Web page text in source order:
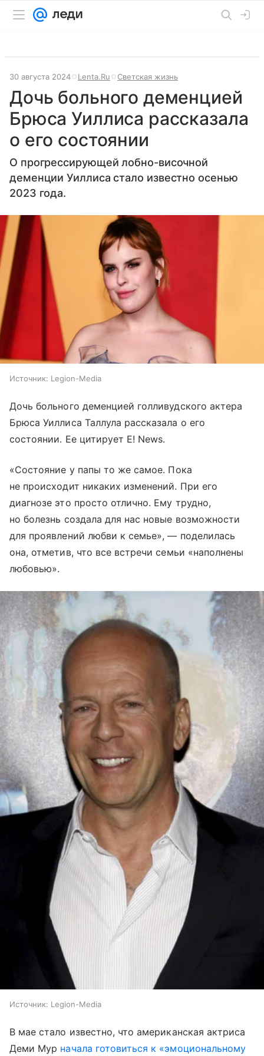
30 августа 2024 Lenta.Ru Светская жизнь
Дочь больного деменцией
Брюса Уиллиса рассказала
о его состоянии
О прогрессирующей лобно-височной
деменции Уиллиса стало известно осенью
2023 года.
Источник: Legion-Media
Дочь больного деменцией голливудского актера
Брюса Уиллиса Таллула рассказала о его
состоянии. Ее цитирует E! News.
«Состояние у папы то же самое. Пока
не происходит никаких изменений. При его
диагнозе это просто отлично. Ему трудно,
но болезнь создала для нас новые возможности
для проявлений любви к семье», — поделилась
она, отметив, что все встречи семьи «наполнены
любовью».
Источник: Legion-Media
В мае стало известно, что американская актриса
Деми Мур начала готовиться к «эмоциональному